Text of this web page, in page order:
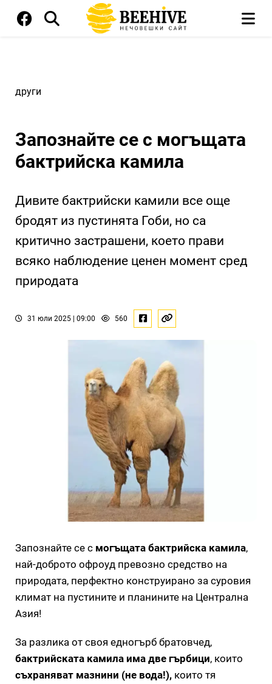
други
Запознайте се с могъщата
бактрийска камила
Дивите бактрийски камили все още
бродят из пустинята Гоби, но са
критично застрашени, което прави
всяко наблюдение ценен момент сред
природата
31 юли 2025 | 09:00 560
Запознайте се с могъщата бактрийска камила,
най-доброто офроуд превозно средство на
природата, перфектно конструирано за суровия
климат на пустините и планините на Централна
Азия!
За разлика от своя едногърб братовчед,
бактрийската камила има две гърбици, които
съхраняват мазнини (не вода!), които тя